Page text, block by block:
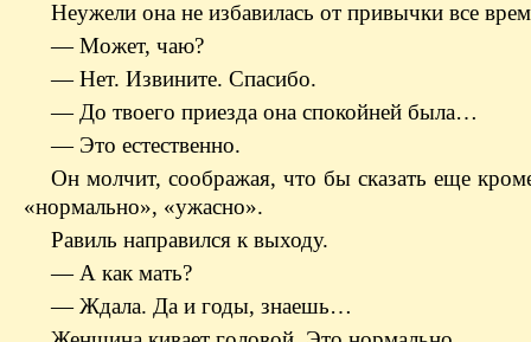
Неужели она не избавилась от привычки все
— Может, чаю?
— Нет. Извините. Спасибо.
— До твоего приезда она спокойней была…
— Это естественно.
Он молчит, соображая, что бы сказать еще
«нормально», «ужасно».
Равиль направился к выходу.
— А как мать?
— Ждала. Да и годы, знаешь…